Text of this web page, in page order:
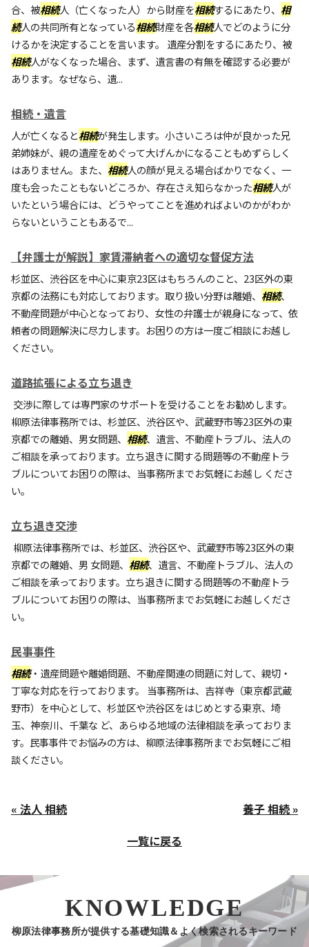
合、被相続人（亡くなった人）から財産を相続するにあたり、 相
続人の共同所有となっている相続財産を各相続人でどのように分
けるかを決定することを言います。 遺産分割をするにあたり、被
相続人がなくなった場合、まず、遺言書の有無を確認する必要が
あります。なぜなら、遺...
相続・遺言
人が亡くなると相続が発生します。小さいころは仲が良かった兄
弟姉妹が、親の遺産をめぐって大げんかになることもめずらしく
はありません。また、 相続人の顔が見える場合ばかりでなく、一
度も会ったこともないどころか、存在さえ知らなかった相続人が
いたという場合には、どうやってことを進めればよいのかがわか
らないということもあるで...
【弁護士が解説】家賃滞納者への適切な督促方法
杉並区、渋谷区を中心に東京23区はもちろんのこと、23区外の東
京都の法務にも対応しております。取り扱い分野は離婚、 相続、
不動産問題が中心となっており、女性の弁護士が親身になって、依
頼者の問題解決に尽力します。お困りの方は一度ご相談にお越し
ください。
道路拡張による立ち退き
交渉に際しては専門家のサポートを受けることをお勧めします。
柳原法律事務所では、杉並区、渋谷区や、武蔵野市等23区外の東
京都での離婚、男女問題、 相続、遺言、不動産トラブル、法人の
ご相談を承っております。立ち退きに関する問題等の不動産トラ
ブルについてお困りの際は、当事務所までお気軽にお越し くださ
い。
立ち退き交渉
柳原法律事務所では、杉並区、渋谷区や、武蔵野市等23区外の東
京都での離婚、男 女問題、 相続、遺言、不動産トラブル、法人の
ご相談を承っております。立ち退きに関する問題等の不動産トラ
ブルについてお困りの際は、当事務所までお気軽にお越しくださ
い。
民事事件
相続・遺産問題や離婚問題、不動産関連の問題に対して、親切・
丁寧な対応を行っております。 当事務所は、吉祥寺（東京都武蔵
野市）を中心として、杉並区や渋谷区をはじめとする東京、埼
玉、神奈川、千葉な ど、あらゆる地域の法律相談を承っておりま
す。民事事件でお悩みの方は、柳原法律事務所までお気軽にご相
談ください。
« 法人 相続
養子 相続 »
一覧に戻る
KNOWLEDGE
柳原法律事務所が提供する基礎知識＆よく検索されるキーワード